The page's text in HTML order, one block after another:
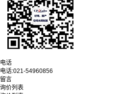
电话
电话:021-54960856
留言
询价列表